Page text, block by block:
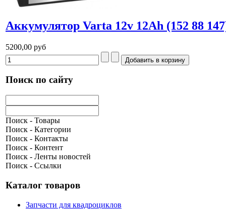
Аккумулятор Varta 12v 12Ah (152 88
5200,00 руб
Поиск по сайту
Поиск - Товары
Поиск - Категории
Поиск - Контакты
Поиск - Контент
Поиск - Ленты новостей
Поиск - Ссылки
Каталог товаров
Запчасти для квадроциклов